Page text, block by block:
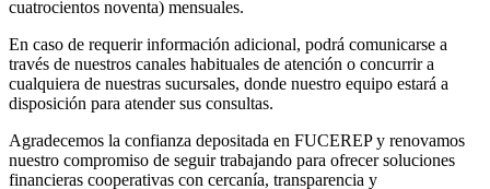
cuatrocientos noventa) mensuales.
En caso de requerir información adicional, podrá comunicarse a
través de nuestros canales habituales de atención o concurrir a
cualquiera de nuestras sucursales, donde nuestro equipo estará a
disposición para atender sus consultas.
Agradecemos la confianza depositada en FUCEREP y renovamos
nuestro compromiso de seguir trabajando para ofrecer soluciones
financieras cooperativas con cercanía, transparencia y